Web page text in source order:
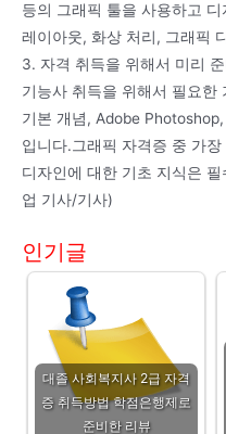
등의 그래픽 툴을 사용하고
레이아웃, 화상 처리, 그래픽
3. 자격 취득을 위해서 미리
기능사 취득을 위해서 필요한
기본 개념, Adobe
입니다.그래픽 자격증 중 가
디자인에 대한 기초 지식은
업 기사/기사)
인기글
대졸 사회복지사 2급 자격
증 취득방법 학점은행제로
준비한 리뷰